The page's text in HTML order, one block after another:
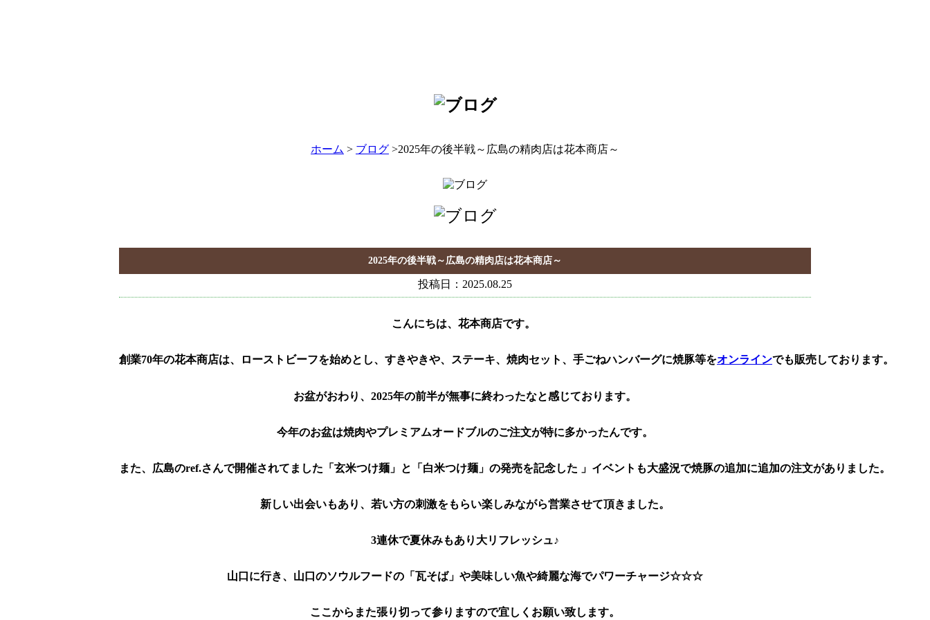
ホーム > ブログ >2025年の後半戦～広島の精肉店は花本商店～
2025年の後半戦～広島の精肉店は花本商店～
投稿日：2025.08.25
創業70年の花本商店は、ローストビーフを始めとし、すきやきや、ステーキ、焼肉セット、手ごねハンバーグに焼豚等をオンラインでも販売しております。
お盆がおわり、2025年の前半が無事に終わったなと感じております。
今年のお盆は焼肉やプレミアムオードブルのご注文が特に多かったんです。
新しい出会いもあり、若い方の刺激をもらい楽しみながら営業させて頂きました。
山口に行き、山口のソウルフードの「瓦そば」や美味しい魚や綺麗な海でパワーチャージ☆☆☆